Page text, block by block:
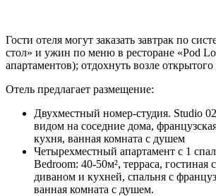
Гости отеля могут заказать завтрак по
стол» и ужин по меню в ресторане «Pod
апартаментов); отдохнуть возле открытого
Отель предлагает размещение:
Двухместный номер-студия. Studio
видом на соседние дома,
кухня, ванная комната с душем
Четырехместный апартамент с 1
Bedroom: 40-50м², терраса, гостиная
диваном и кухней, спальня с
ванная комната с душем.